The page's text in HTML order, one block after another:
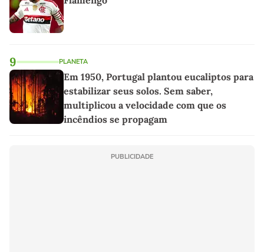
9 PLANETA
Em 1950, Portugal plantou eucaliptos para
estabilizar seus solos. Sem saber,
multiplicou a velocidade com que os
incêndios se propagam
PUBLICIDADE